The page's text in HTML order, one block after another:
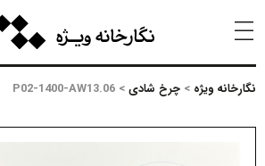
نگارخانه ویژه > چرخ شادی >
P02-1400-AW13.06